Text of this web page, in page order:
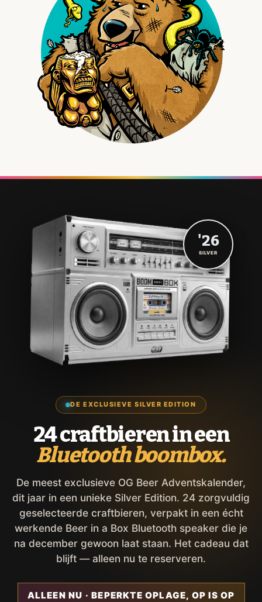
DE EXCLUSIEVE SILVER EDITION
24 craftbieren in een
Bluetooth boombox.
De meest exclusieve OG Beer Adventskalender,
dit jaar in een unieke Silver Edition. 24 zorgvuldig
geselecteerde craftbieren, verpakt in een écht
werkende Beer in a Box Bluetooth speaker die je
na december gewoon laat staan. Het cadeau dat
blijft — alleen nu te reserveren.
ALLEEN NU · BEPERKTE OPLAGE, OP IS OP
'26
SILVER